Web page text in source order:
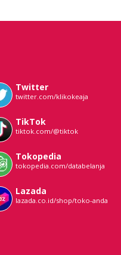
Twitter
twitter.com/klikokeaja
TikTok
tiktok.com/@tiktok
Tokopedia
tokopedia.com/databelanja
Lazada
lazada.co.id/shop/toko-anda